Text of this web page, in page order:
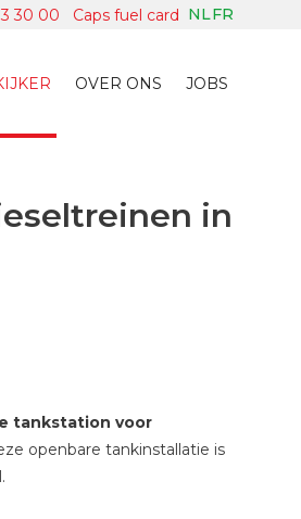
30 00 Caps fuel card NLFR
OVER ONS JOBS
in
tankstation voor
openbare tankinstallatie is